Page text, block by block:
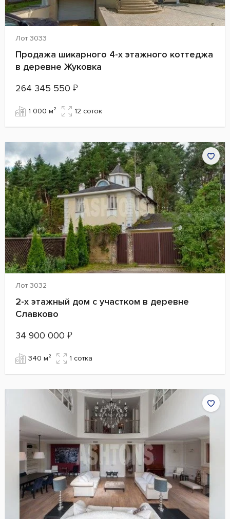
Лот 3033
Продажа шикарного 4-х этажного коттеджа
в деревне Жуковка
264 345 550 ₽
1 000 м² 12 cоток
Лот 3032
2-х этажный дом с участком в деревне
Славково
34 900 000 ₽
340 м² 1 сотка